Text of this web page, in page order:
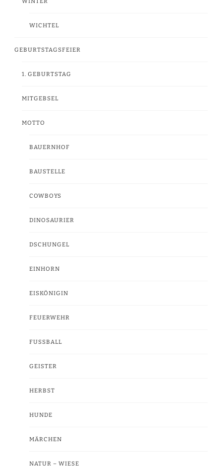
WICHTEL
GEBURTSTAGSFEIER
1. GEBURTSTAG
MITGEBSEL
MOTTO
BAUERNHOF
BAUSTELLE
COWBOYS
DINOSAURIER
DSCHUNGEL
EINHORN
EISKÖNIGIN
FEUERWEHR
FUSSBALL
GEISTER
HERBST
HUNDE
MÄRCHEN
NATUR – WIESE